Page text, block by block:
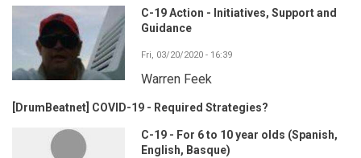
C-19 Action - Initiatives, Support and
Guidance
Fri, 03/20/2020 - 16:39
Warren Feek
[DrumBeatnet] COVID-19 - Required Strategies?
C-19 - For 6 to 10 year olds (Spanish,
English, Basque)